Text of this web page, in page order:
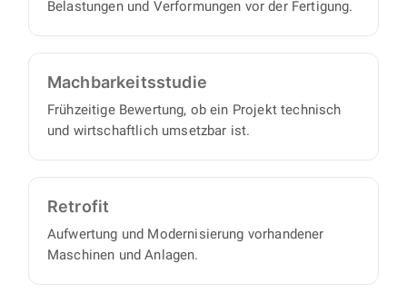
Belastungen und Verformungen vor der Fertigung.
Machbarkeits­studie
Frühzeitige Bewertung, ob ein Projekt technisch
und wirtschaftlich umsetzbar ist.
Retrofit
Aufwertung und Modernisierung vorhandener
Maschinen und Anlagen.